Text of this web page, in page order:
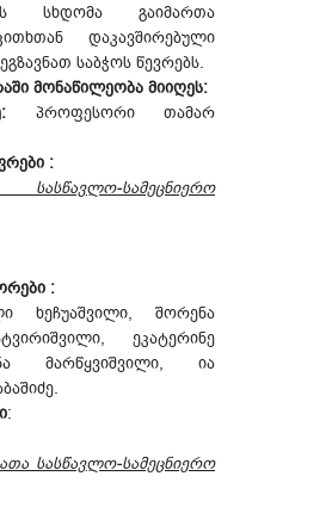
სხდომა გაიმართა
დაკავშირებული
საბჭოს წევრებს.
მონაწილეობა მიიღეს:
პროფესორი თამარ
:
სამეცნიერო
:
ხეჩუაშვილი, შორენა
ეკატერინე
მარწყვიშვილი, ია
:
სასწავლო-სამეცნიერო